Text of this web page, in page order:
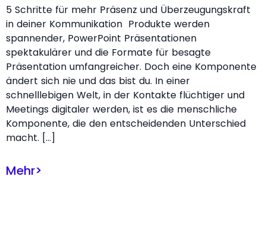
5 Schritte für mehr Präsenz und Überzeugungskraft
in deiner Kommunikation Produkte werden
spannender, PowerPoint Präsentationen
spektakulärer und die Formate für besagte
Präsentation umfangreicher. Doch eine Komponente
ändert sich nie und das bist du. In einer
schnelllebigen Welt, in der Kontakte flüchtiger und
Meetings digitaler werden, ist es die menschliche
Komponente, die den entscheidenden Unterschied
macht. […]
Mehr>